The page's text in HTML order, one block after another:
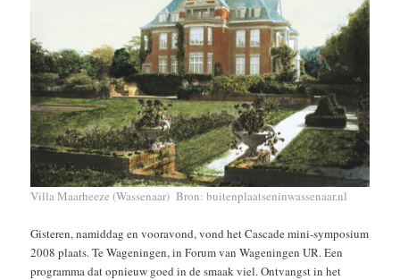
Villa Maarheeze (Wassenaar) Bron:buitenplaatseninwassenaar.nl
Gisteren, namiddag en vooravond, vond het Cascade mini-symposium
2008 plaats. Te Wageningen, in Forum van Wageningen UR. Een
programma dat opnieuw goed in de smaak viel. Ontvangst in het